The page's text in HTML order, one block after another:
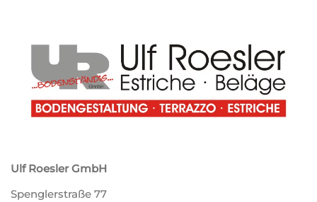
Ulf Roesler GmbH
Spenglerstraße 77